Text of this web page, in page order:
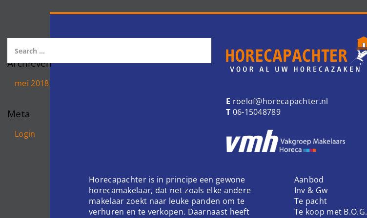
Archieven
mei 2018
Meta
Login
E roelof@horecapachter.nl
T 06-15048789
Horecapachter is in principe een gewone
horecamakelaar, dat net zoals elke andere
makelaar zoekt naar leuke panden om te
verhuren en te verkopen. Daarnaast heeft
Aanbod
Inv & Gw
Te pacht
Te koop met B.O.G.